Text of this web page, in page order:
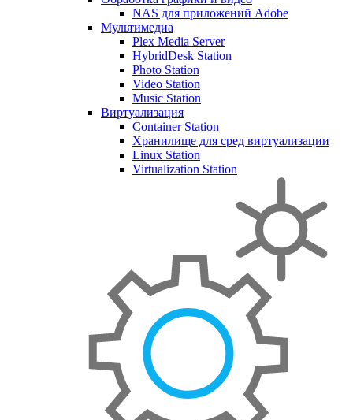
NAS для приложений Adobe
Мультимедиа
Plex Media Server
HybridDesk Station
Photo Station
Video Station
Music Station
Виртуализация
Container Station
Хранилище для сред виртуализации
Linux Station
Virtualization Station